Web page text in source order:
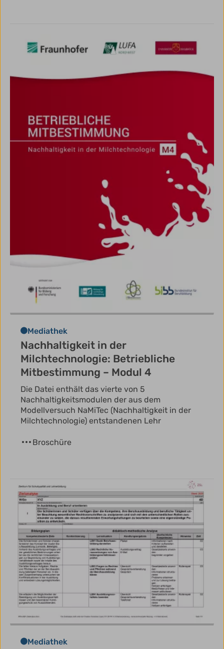
Mediathek
Nachhaltigkeit in der
Milchtechnologie: Betriebliche
Mitbestimmung – Modul 4
Die Datei enthält das vierte von 5
Nachhaltigkeitsmodulen der aus dem
Modellversuch NaMiTec (Nachhaltigkeit in der
Milchtechnologie) entstandenen Lehr
Broschüre
Mediathek